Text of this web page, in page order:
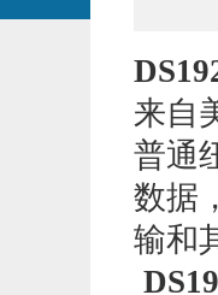
来自
普通
数据
输和